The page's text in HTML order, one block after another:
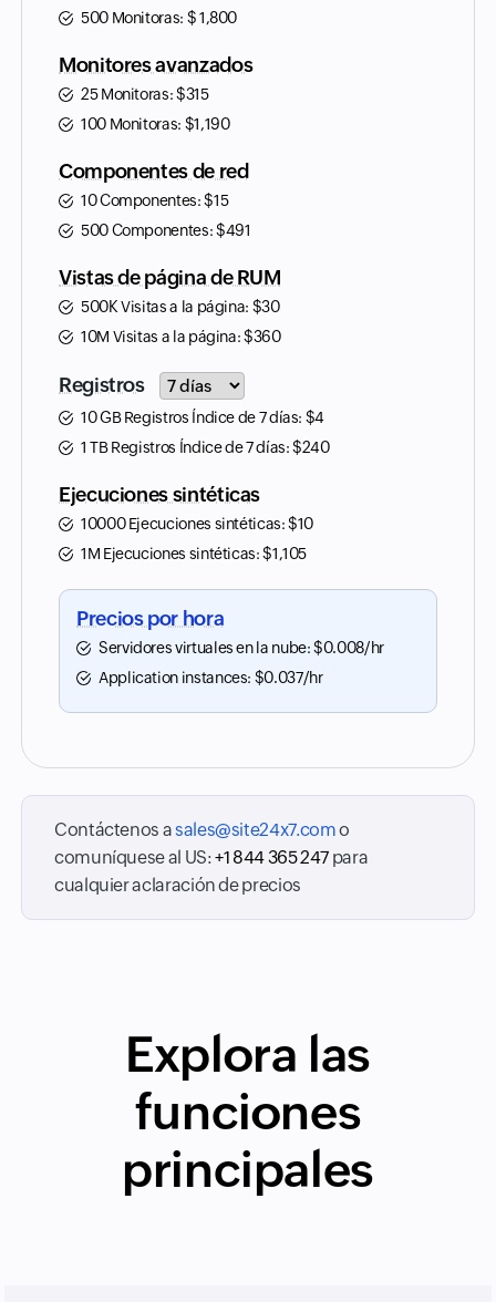
500 Monitoras: $1,800
Monitores avanzados
25 Monitoras:$315
100 Monitoras: $1,190
Componentes de red
10 Componentes:$15
500 Componentes:$491
Vistas de página de RUM
500K Visitas a la página: $30
10M Visitas a la página:$360
Registros Input field
10 GB Registros Índice de 7 días: $4
1 TB Registros Índice de 7 días:$240
Ejecuciones sintéticas
10000 Ejecuciones sintéticas:$10
1M Ejecuciones sintéticas:$1,105
Precios por hora
Servidores virtuales en la nube:$0.008/hr
Application instances: $0.037/hr
Contáctenos asales@site24x7.como
comuníquese al US:+1 844 365 247 para
cualquier aclaración de precios
Explora las
funciones
principales